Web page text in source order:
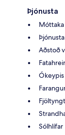
Þjónusta
Aðstoð
Sólhlífar